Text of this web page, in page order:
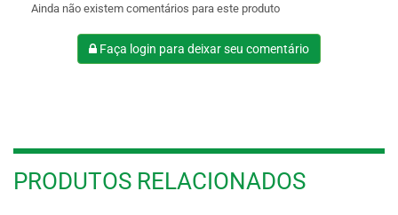
Ainda não existem comentários para este produto
Faça login para deixar seu comentário
PRODUTOS RELACIONADOS